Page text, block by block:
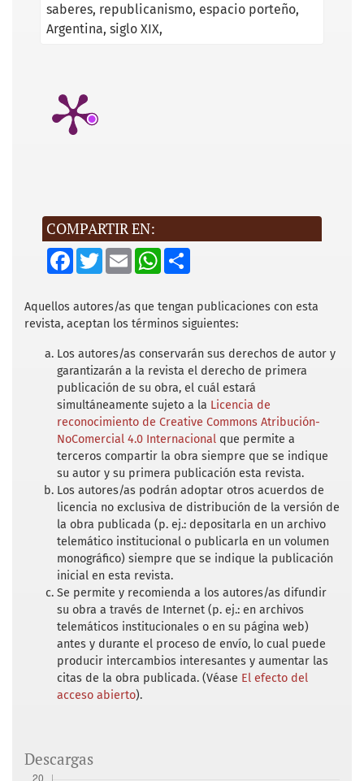
saberes republicanismo espacio porteño
Argentina siglo XIX
COMPARTIR EN:
F
a
b
o
o
T
w
t
e
r
E
m
l
W
s
A
p
S
e
Aquellos autores/as que tengan publicaciones con esta
revista, aceptan los términos siguientes:
Los autores/as conservarán sus derechos de autor y
garantizarán a la revista el derecho de primera
publicación de su obra, el cuál estará
simultáneamente sujeto a la Licencia de
reconocimiento de Creative Commons Atribución-
NoComercial 4.0 Internacional que permite a
terceros compartir la obra siempre que se indique
su autor y su primera publicación esta revista.
Los autores/as podrán adoptar otros acuerdos de
licencia no exclusiva de distribución de la versión de
la obra publicada (p. ej.: depositarla en un archivo
telemático institucional o publicarla en un volumen
monográfico) siempre que se indique la publicación
inicial en esta revista.
Se permite y recomienda a los autores/as difundir
su obra a través de Internet (p. ej.: en archivos
telemáticos institucionales o en su página web)
antes y durante el proceso de envío, lo cual puede
producir intercambios interesantes y aumentar las
citas de la obra publicada. (Véase El efecto del
acceso abierto).
Descargas